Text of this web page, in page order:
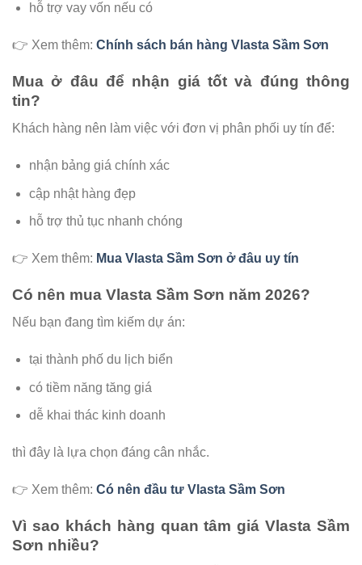
hỗ trợ vay vốn nếu có
👉 Xem thêm: Chính sách bán hàng Vlasta Sầm Sơn
Mua ở đâu để nhận giá tốt và đúng thông
tin?
Khách hàng nên làm việc với đơn vị phân phối uy tín để:
nhận bảng giá chính xác
cập nhật hàng đẹp
hỗ trợ thủ tục nhanh chóng
👉 Xem thêm: Mua Vlasta Sầm Sơn ở đâu uy tín
Có nên mua Vlasta Sầm Sơn năm 2026?
Nếu bạn đang tìm kiếm dự án:
tại thành phố du lịch biển
có tiềm năng tăng giá
dễ khai thác kinh doanh
thì đây là lựa chọn đáng cân nhắc.
👉 Xem thêm: Có nên đầu tư Vlasta Sầm Sơn
Vì sao khách hàng quan tâm giá Vlasta Sầm
Sơn nhiều?